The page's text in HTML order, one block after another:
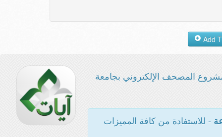
المصحف الإلكتروني بجامعة
- للاستفادة من كافة المميزات